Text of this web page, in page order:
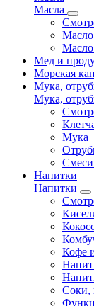
Масла
Масло
Масло
Мед и
Морская
Мука,
Мука,
Мука
Напитки
Напитки
Кофе
Соки,